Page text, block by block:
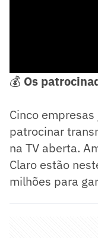
💰 Os
Cinco
patrocinar
na TV aberta.
Claro estão
milhões para